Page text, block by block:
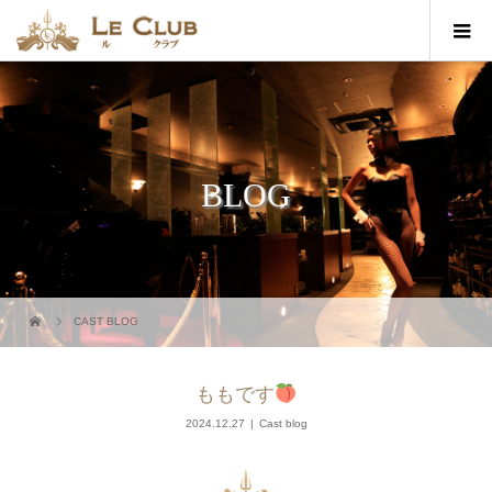
BLOG
CAST BLOG
ももです
2024.12.27 Cast blog